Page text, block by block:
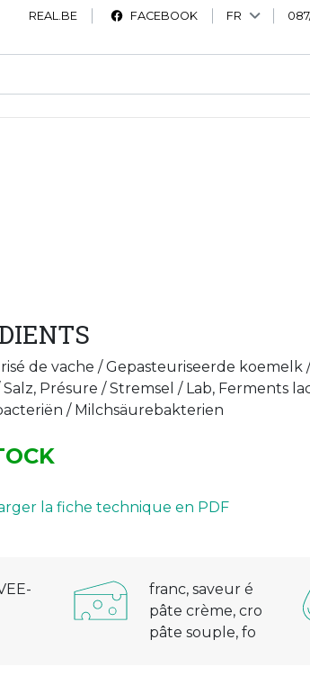
REAL.BE FACEBOOK FR
de vache / Gepasteuriseerde
Présure / Stremsel / Lab, Ferments
/ Milchsäurebakterien
la fiche technique en PDF
franc, saveur é
pâte crème, cro
pâte souple, fo